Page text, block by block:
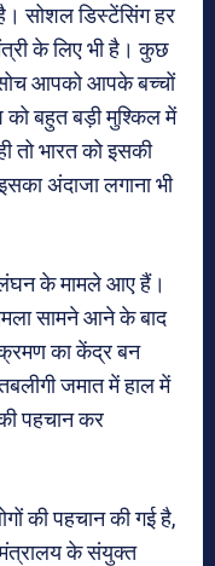
सोशल डिस्टेंसिंग हर
के लिए भी है। कुछ
सोच आपको आपके बच्चों
बहुत बड़ी मुश्किल में
तो भारत को इसकी
अंदाजा लगाना भी
के मामले आए हैं।
सामने आने के बाद
का केंद्र बन
जमात में हाल में
पहचान कर
की पहचान की गई है,
के संयुक्त